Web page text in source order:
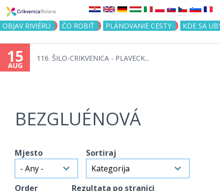
Jump to navigation
OBJAV RIVIÉRU ČO ROBIŤ PLÁNOVANIE CESTY KDE SA
15
AUG
116. ŠILO-CRIKVENICA - PLAVECK...
BEZGLUÉNOVÁ
Mjesto Sortiraj
Order Rezultata po stranici